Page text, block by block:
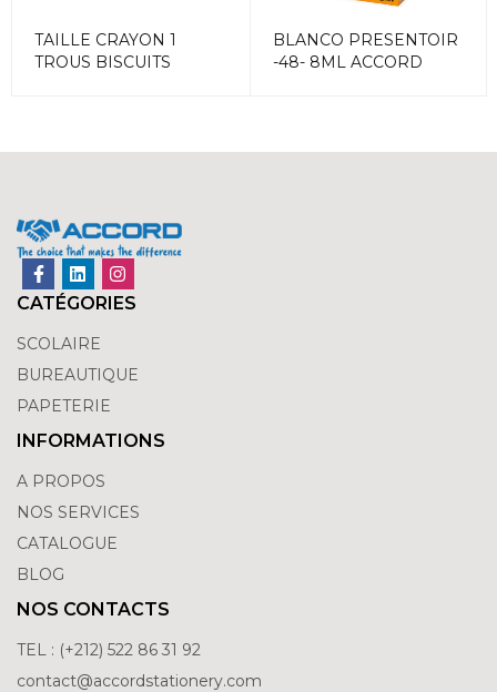
TAILLE CRAYON 1
TROUS BISCUITS
BLANCO PRESENTOIR
-48- 8ML ACCORD
CATÉGORIES
SCOLAIRE
BUREAUTIQUE
PAPETERIE
INFORMATIONS
A PROPOS
NOS SERVICES
CATALOGUE
BLOG
NOS CONTACTS
TEL : (+212) 522 86 31 92
contact@accordstationery.com